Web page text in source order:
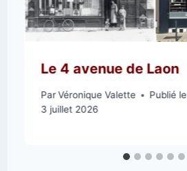
Le 4 avenue de Laon
ParVéronique Valette Publié le
3 juillet 2026